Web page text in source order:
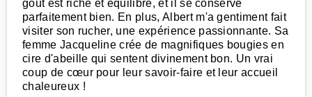
goût est riche et équilibré, et il se conserve
parfaitement bien. En plus, Albert m'a gentiment fait
visiter son rucher, une expérience passionnante. Sa
femme Jacqueline crée de magnifiques bougies en
cire d'abeille qui sentent divinement bon. Un vrai
coup de cœur pour leur savoir-faire et leur accueil
chaleureux !